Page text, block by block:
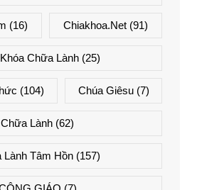
(16) Chiakhoa.net (91)
Chữa Lành(25)
(104) Chúa Giêsu(7)
Chữa Lành (62)
Lành Tâm Hồn(157)